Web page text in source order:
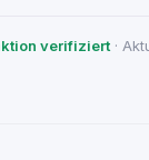
verifiziert ·